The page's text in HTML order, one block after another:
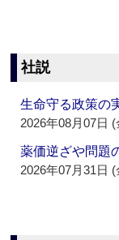
社説
生命守る政策の
2026年08月07日 (
薬価逆ざや問題
2026年07月31日 (